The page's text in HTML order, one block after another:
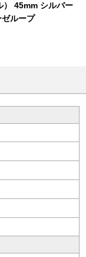
45mm シルバー
ループ